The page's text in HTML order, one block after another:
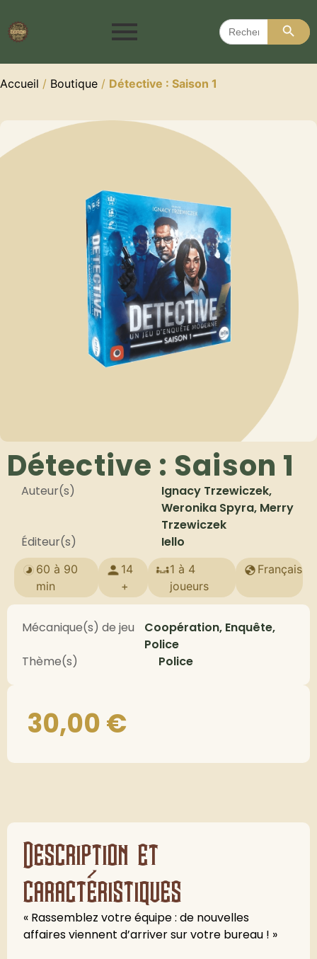
Search
for:
Search
Accueil / Boutique / Détective : Saison 1
Détective : Saison 1
Auteur(s)
Ignacy Trzewiczek,
Weronika Spyra, Merry
Trzewiczek
Éditeur(s)
Iello
60 à 90
min
14
+
1 à 4
joueurs
Français
Mécanique(s) de jeu
Coopération, Enquête,
Police
Thème(s)
Police
30,00€
Description et
caractéristiques
« Rassemblez votre équipe : de nouvelles
affaires viennent d’arriver sur votre bureau ! »